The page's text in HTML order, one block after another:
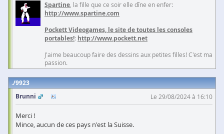
Spartine, la fille que ce soir elle dîne en enfer:
http://www.spartine.com
Pockett Videogames, le site de toutes les consoles
portables!: http://www.pockett.net
J'aime beaucoup faire des dessins aux petites filles! C'est ma
passion.
9923
Brunni
Le 29/08/2024 à 16:10
Merci !
Mince, aucun de ces pays n'est la Suisse.